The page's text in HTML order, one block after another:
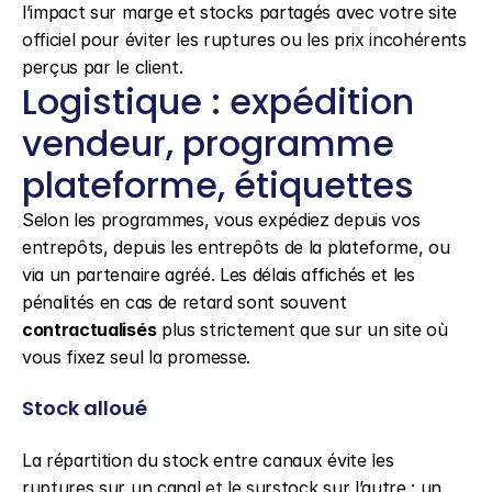
l’impact sur marge et stocks partagés avec votre site
officiel pour éviter les ruptures ou les prix incohérents
perçus par le client.
Logistique : expédition
vendeur, programme
plateforme, étiquettes
Selon les programmes, vous expédiez depuis vos
entrepôts, depuis les entrepôts de la plateforme, ou
via un partenaire agréé. Les délais affichés et les
pénalités en cas de retard sont souvent
contractualisés plus strictement que sur un site où
vous fixez seul la promesse.
Stock alloué
La répartition du stock entre canaux évite les
ruptures sur un canal et le surstock sur l’autre : un